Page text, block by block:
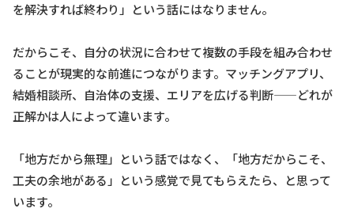
を解決すれば終わり」という話にはなりません。
だからこそ、自分の状況に合わせて複数の手段を組み合わせ
ることが現実的な前進につながります。マッチングアプリ、
結婚相談所、自治体の支援、エリアを広げる判断——どれが
正解かは人によって違います。
「地方だから無理」という話ではなく、「地方だからこそ、
工夫の余地がある」という感覚で見てもらえたら、と思って
います。